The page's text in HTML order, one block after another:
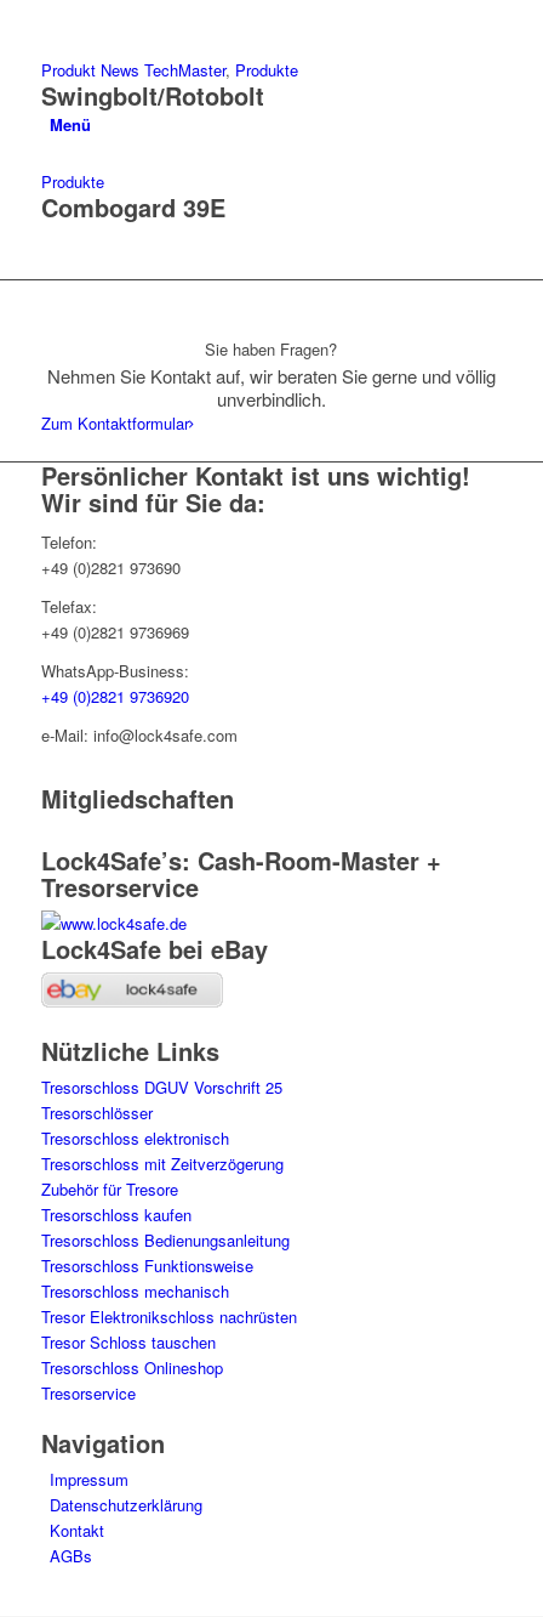
Menü
Produkt News TechMaster, Produkte
Swingbolt/Rotobolt
Produkte
Combogard 39E
Sie haben Fragen?
Nehmen Sie Kontakt auf, wir beraten Sie gerne und völlig
unverbindlich.
Zum Kontaktformular
Persönlicher Kontakt ist uns wichtig!
Wir sind für Sie da:
Telefon:
+49 (0)2821 973690
Telefax:
+49 (0)2821 9736969
WhatsApp-Business:
+49 (0)2821 9736920
e-Mail: info@lock4safe.com
Mitgliedschaften
Lock4Safe’s: Cash-Room-Master +
Tresorservice
Lock4Safe bei eBay
Nützliche Links
Tresorschloss DGUV Vorschrift 25
Tresorschlösser
Tresorschloss elektronisch
Tresorschloss mit Zeitverzögerung
Zubehör für Tresore
Tresorschloss kaufen
Tresorschloss Bedienungsanleitung
Tresorschloss Funktionsweise
Tresorschloss mechanisch
Tresor Elektronikschloss nachrüsten
Tresor Schloss tauschen
Tresorschloss Onlineshop
Tresorservice
Navigation
Impressum
Datenschutzerklärung
Kontakt
AGBs